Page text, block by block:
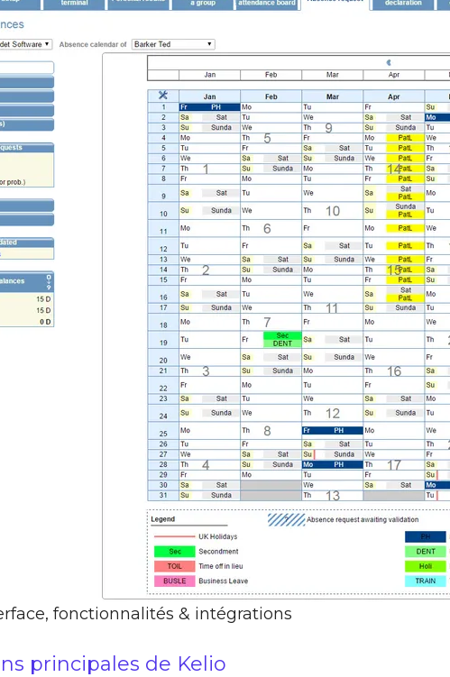
fonctionnalités & intégrations
principales de Kelio